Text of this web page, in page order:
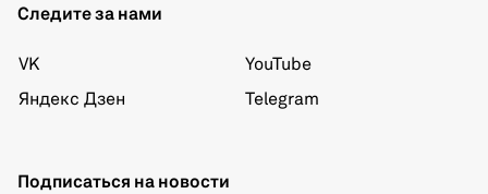
Следите за нами
VK
Яндекс Дзен
YouTube
Telegram
Подписаться на новости